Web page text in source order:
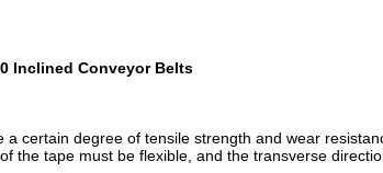
Inclined Conveyor Belts
certain degree of tensile strength and wear
the tape must be flexible, and the transverse